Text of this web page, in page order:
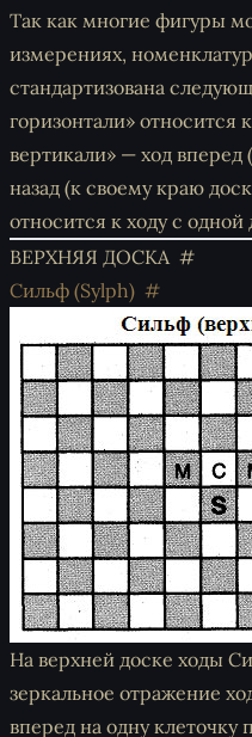
Так как многие фигуры
измерениях,
стандартизована
горизонтали» относится
вертикали» — ход вперед
назад (к своему краю
относится к ходу с одной
ВЕРХНЯЯ ДОСКА
Сильф (Sylph)
На верхней доске ходы
зеркальное отражение
вперед на одну клеточку